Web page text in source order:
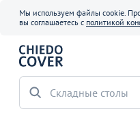
Мы используем файлы cookie.
вы соглашаетесь с политикой
Складные столы